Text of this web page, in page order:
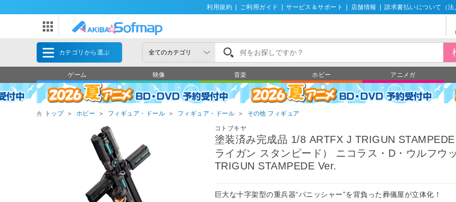
利用規約 ご利用ガイド サービス＆サポート 店舗情報 請求書払いについて（法
カテゴリから選ぶ
ゲーム 映像 音楽 ホビー アニメガ
トップ ＞ ホビー ＞ フィギュア・ドール ＞ フィギュア・ドール ＞ その他 フィギュア
コトブキヤ
塗装済み完成品 1/8 ARTFX J TRIGUN STAMPEDE
ライガン スタンピード） ニコラス・D・ウルフウ
TRIGUN STAMPEDE Ver.
巨大な十字架型の重兵器“パニッシャー”を背負った葬儀屋が立体化！